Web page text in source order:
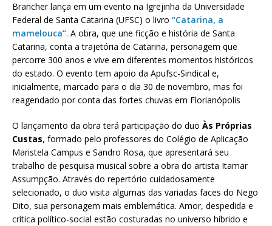
Brancher lança em um evento na Igrejinha da Universidade
Federal de Santa Catarina (UFSC) o livro “Catarina, a
mamelouca“. A obra, que une ficção e história de Santa
Catarina, conta a trajetória de Catarina, personagem que
percorre 300 anos e vive em diferentes momentos históricos
do estado. O evento tem apoio da Apufsc-Sindical e,
inicialmente, marcado para o dia 30 de novembro, mas foi
reagendado por conta das fortes chuvas em Florianópolis
O lançamento da obra terá participação do duo Às Próprias
Custas, formado pelo professores do Colégio de Aplicação
Maristela Campus e Sandro Rosa, que apresentará seu
trabalho de pesquisa musical sobre a obra do artista Itamar
Assumpção. Através do repertório cuidadosamente
selecionado, o duo visita algumas das variadas faces do Nego
Dito, sua personagem mais emblemática. Amor, despedida e
crítica político-social estão costuradas no universo híbrido e